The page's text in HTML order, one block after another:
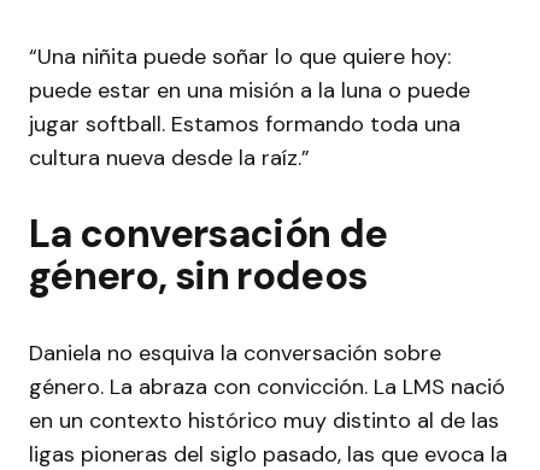
“Una niñita puede soñar lo que quiere hoy:
puede estar en una misión a la luna o puede
jugar softball. Estamos formando toda una
cultura nueva desde la raíz.”
La conversación de
género, sin rodeos
Daniela no esquiva la conversación sobre
género. La abraza con convicción. La LMS nació
en un contexto histórico muy distinto al de las
ligas pioneras del siglo pasado, las que evoca la